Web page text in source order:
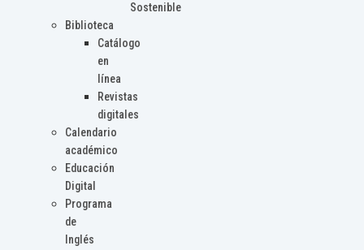
Sostenible
Biblioteca
Catálogo
en
línea
Revistas
digitales
Calendario
académico
Educación
Digital
Programa
de
Inglés